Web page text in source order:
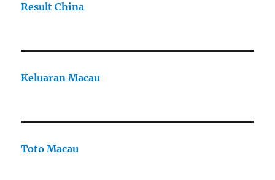
Result China
Keluaran Macau
Toto Macau